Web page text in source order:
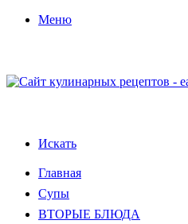
Меню
Искать
Главная
Супы
ВТОРЫЕ БЛЮДА